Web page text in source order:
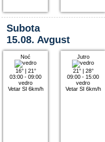
Subota
15.08. Avgust
Noć
16°| 21°
03:00 - 09:00
vedro
Vetar SI 6km/h
Jutro
21°| 28°
09:00 - 15:00
vedro
Vetar SI 6km/h